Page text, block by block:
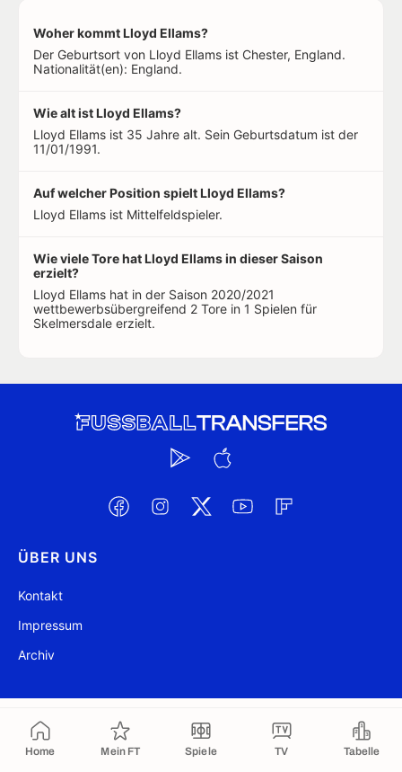
Home Mein FT Spiele TV Tabelle
Woher kommt Lloyd Ellams?
Der Geburtsort von Lloyd Ellams ist Chester, England.
Nationalität(en): England.
Wie alt ist Lloyd Ellams?
Lloyd Ellams ist 35 Jahre alt. Sein Geburtsdatum ist der
11/01/1991.
Auf welcher Position spielt Lloyd Ellams?
Lloyd Ellams ist Mittelfeldspieler.
Wie viele Tore hat Lloyd Ellams in dieser Saison
erzielt?
Lloyd Ellams hat in der Saison 2020/2021
wettbewerbsübergreifend 2 Tore in 1 Spielen für
Skelmersdale erzielt.
ÜBER UNS
Kontakt
Impressum
Archiv
In die Zwischenablage kopiert